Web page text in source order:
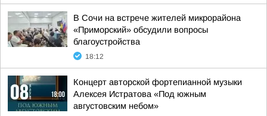
В Сочи на встрече жителей микрорайона
«Приморский» обсудили вопросы
благоустройства
18:12
Концерт авторской фортепианной музыки
Алексея Истратова «Под южным
августовским небом»